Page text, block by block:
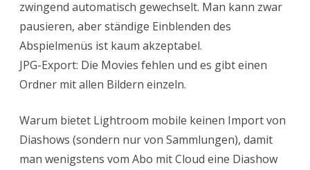
zwingend automatisch gewechselt. Man kann zwar
pausieren, aber ständige Einblenden des
Abspielmenüs ist kaum akzeptabel.
JPG-Export: Die Movies fehlen und es gibt einen
Ordner mit allen Bildern einzeln.
Warum bietet Lightroom mobile keinen Import von
Diashows (sondern nur von Sammlungen), damit
man wenigstens vom Abo mit Cloud eine Diashow